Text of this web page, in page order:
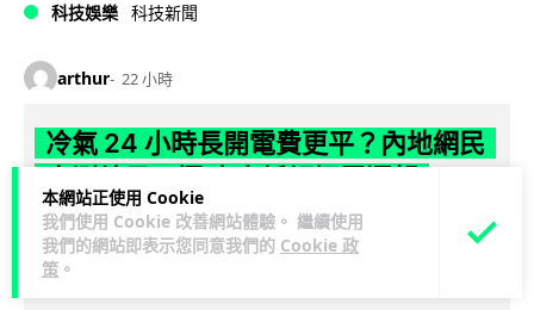
本網站正使用 Cookie
我們使用 Cookie 改善網站體驗。 繼續使用
我們的網站即表示您同意我們的 Cookie 政
策 。
科技娛樂 科技新聞
arthur 22 小時
冷氣 24 小時長開電費更平？內地網民
你信唔信冷氣長開 24 小時，電費反而平過開開關關？內地網民
實測結果兩極，有人一個月電費只需 118 元人民幣，有人飆到